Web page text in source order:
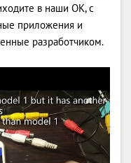
в наши OK, с
приложения и
разработчиком.